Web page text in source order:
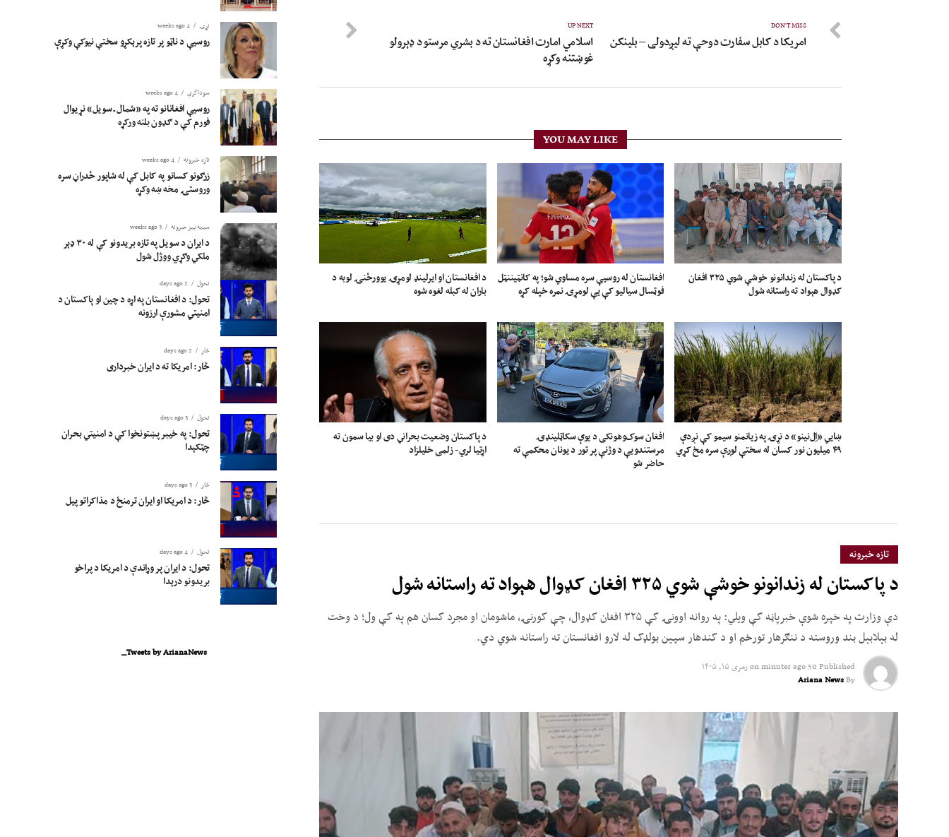
UP NEXT
اسلامي امارت افغانستان ته د بشري مرستو د ډېرولو
غوښتنه وکړه
DON'T MISS
امریکا د کابل سفارت دوحې ته لیږدولی – بلینکن
YOU MAY LIKE
د پاکستان له زندانونو خوشې شوي ۳۲۵ افغان
کډوال هېواد ته راستانه شول
افغانستان له روسیې سره مساوي شو؛ په کانټیننټل
فوټسال سیالیو کې یې لومړۍ نمره خپله کړه
د افغانستان او ایرلینډ لومړۍ یوورځنۍ لوبه د
باران له کبله لغوه شوه
ښايي «اِل‌نینو» د نړۍ په زیانمنو سیمو کې نږدې
۴۹ میلیون نور کسان له سختې لوږې سره مخ کړي
افغان سوک‌وهونکی د یوې سکاټلینډۍ
مرستندویې د وژنې پر تور د یونان محکمې ته
حاضر شو
د پاکستان وضعیت بحراني دی او بیا سمون ته
اړتیا لري- زلمی خلیلزاد
تازه خبرونه
د پاکستان له زندانونو خوشې شوي ۳۲۵ افغان کډوال هېواد ته راستانه شول
دې وزارت په خپره شوې خبرپاڼه کې ویلي: په روانه اوونۍ کې ۳۲۵ افغان کډوال، چې کورنۍ، ماشومان او مجرد کسان هم په کې ول؛ د وخت
له بېلابېل بند وروسته د ننګرهار تورخم او د کندهار سپین بولډک له لارو افغانستان ته راستانه شوي دي.
Published
50 minutes ago
onزمری ۱۵, ۱۴۰۵
By
Ariana News
نړۍ 4 weeks ago
روسیې د ناټو پر تازه پرېکړو سختې نیوکې وکړې
سوداگري 4 weeks ago
روسیې افغانانو ته په «شمال ـ سویل» نړیوال
فورم کې د ګډون بلنه ورکړه
تازه خبرونه 4 weeks ago
زرګونو کسانو په کابل کې له شاپور ځدراڼ سره
وروستۍ مخه ښه وکړه
سیمه ییز خبرونه 3 weeks ago
د ایران د سویل په تازه بریدونو کې له ۳۰ ډېر
ملکي وګړي ووژل شول
تحول 2 days ago
تحول: د افغانستان په اړه د چین او پاکستان د
امنیتي مشورې ارزونه
څار 2 days ago
څار: امریکا ته د ایران خبرداری
تحول 3 days ago
تحول: په خیبر پښتونخوا کې د امنیتي بحران
چټکېدا
څار 3 days ago
څار: د امریکا او ایران ترمنځ د مذاکراتو پیل
تحول 4 days ago
تحول: د ایران پر وړاندې د امریکا د پراخو
بریدونو درېدا
Tweets by ArianaNews_